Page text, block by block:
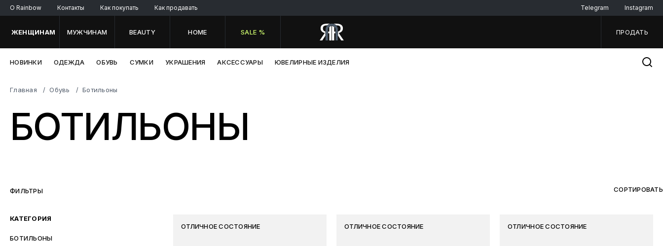
O Rainbow Контакты Как покупать Как продавать Telegram Instagram
ЖЕНЩИНАМ МУЖЧИНАМ BEAUTY HOME SALE % ПРОДАТЬ
НОВИНКИ ОДЕЖДА ОБУВЬ СУМКИ УКРАШЕНИЯ АКСЕССУАРЫ ЮВЕЛИРНЫЕ ИЗДЕЛИЯ
Главная Обувь Ботильоны
БОТИЛЬОНЫ
ФИЛЬТРЫ СОРТИРОВАТЬ
КАТЕГОРИЯ
БОТИЛЬОНЫ
ОТЛИЧНОЕ СОСТОЯНИЕ ОТЛИЧНОЕ СОСТОЯНИЕ ОТЛИЧНОЕ СОСТОЯНИЕ